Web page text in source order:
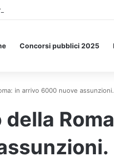
per Stare a Letto: ecco
Concorsi pubblici 2025
in arrivo 6000 nuove assunzioni.